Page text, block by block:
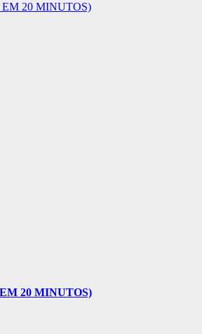
20 MINUTOS)
20 MINUTOS)